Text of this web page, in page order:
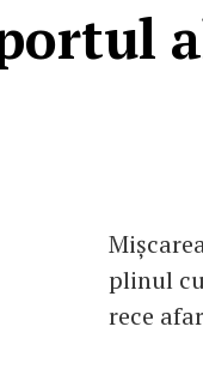
plinul
rece